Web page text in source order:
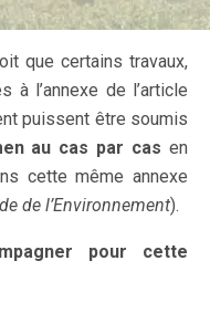
que certains travaux,
à l’annexe de l’article
puissent être soumis
au cas par cas en
cette même annexe
de l’Environnement).
pour cette